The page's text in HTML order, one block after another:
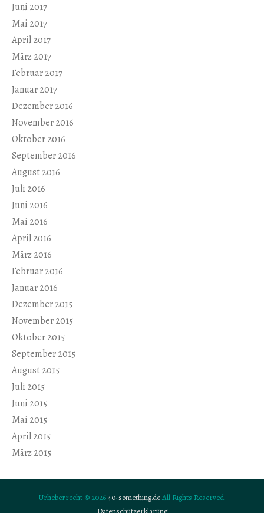
Juni 2017
Mai 2017
April 2017
März 2017
Februar 2017
Januar 2017
Dezember 2016
November 2016
Oktober 2016
September 2016
August 2016
Juli 2016
Juni 2016
Mai 2016
April 2016
März 2016
Februar 2016
Januar 2016
Dezember 2015
November 2015
Oktober 2015
September 2015
August 2015
Juli 2015
Juni 2015
Mai 2015
April 2015
März 2015
Urheberrecht © 202640-something.deAll Rights Reserved.